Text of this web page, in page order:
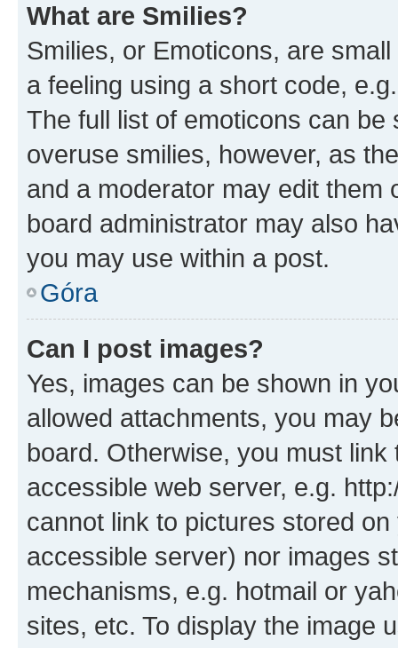
What are Smilies?
Smilies, or Emoticons, are
a feeling using a short code,
The full list of emoticons can
overuse smilies, however, as
and a moderator may edit them
board administrator may also
you may use within a post.
Góra
Can I post images?
Yes, images can be shown in
allowed attachments, you may
board. Otherwise, you must
accessible web server, e.g.
cannot link to pictures stored
accessible server) nor images
mechanisms, e.g. hotmail or
sites, etc. To display the image